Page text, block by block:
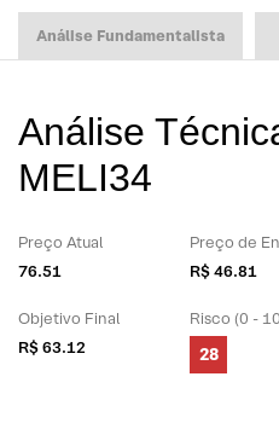
Análise Fundamentalista
Análise
MELI34
Preço Atual
76.51
Preço de
R$ 46.81
Objetivo Final
R$ 63.12
Risco (0 -
28